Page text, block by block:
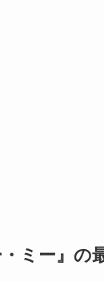
・ミー』の